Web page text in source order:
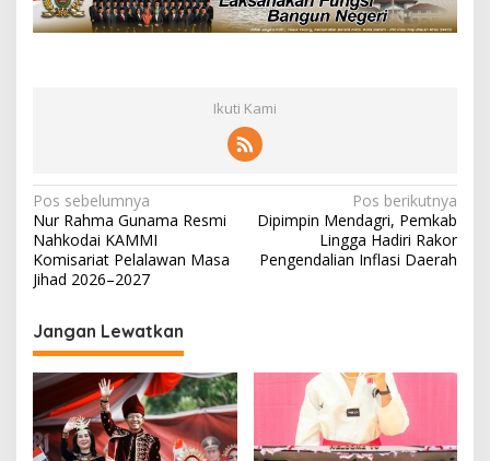
Ikuti Kami
N
a
v
i
g
a
s
i
p
Pos sebelumnya
Nur Rahma Gunama Resmi
Nahkodai KAMMI
Komisariat Pelalawan Masa
Jihad 2026–2027
Pos berikutnya
Dipimpin Mendagri, Pemkab
Lingga Hadiri Rakor
Pengendalian Inflasi Daerah
Jangan Lewatkan